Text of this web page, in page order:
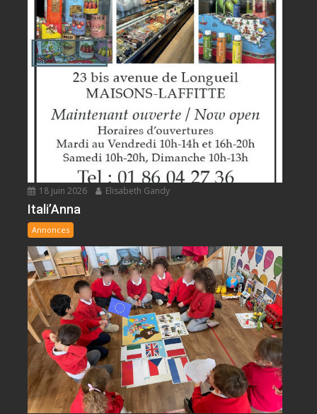
18 juin 2026 Elisabeth Gandy
Itali’Anna
Annonces